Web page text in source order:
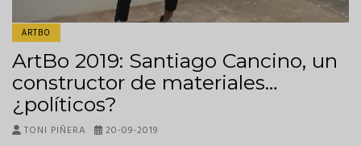
ARTBO
ArtBo 2019: Santiago Cancino, un
constructor de materiales…
¿políticos?
TONI PIÑERA 20-09-2019